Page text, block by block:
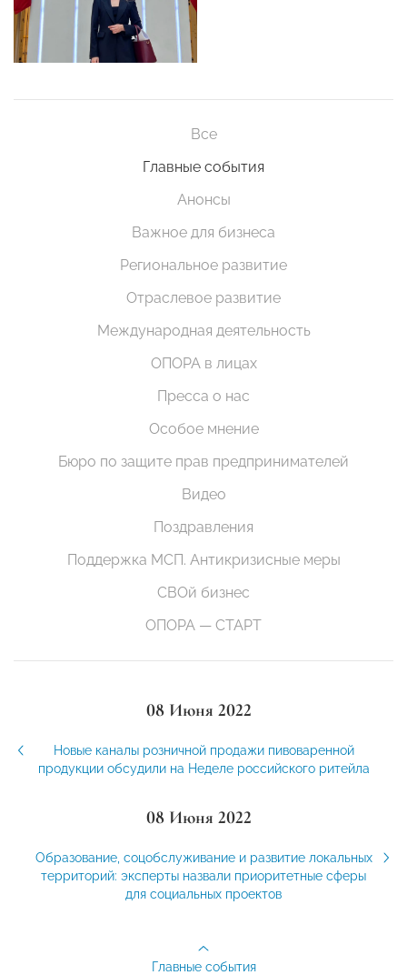
Все
Главные события
Анонсы
Важное для бизнеса
Региональное развитие
Отраслевое развитие
Международная деятельность
ОПОРА в лицах
Пресса о нас
Особое мнение
Бюро по защите прав предпринимателей
Видео
Поздравления
Поддержка МСП. Антикризисные меры
СВОй бизнес
ОПОРА — СТАРТ
08 Июня 2022
Новые каналы розничной продажи пивоваренной
продукции обсудили на Неделе российского ритейла
08 Июня 2022
Образование, соцобслуживание и развитие локальных
территорий: эксперты назвали приоритетные сферы
для социальных проектов
Главные события